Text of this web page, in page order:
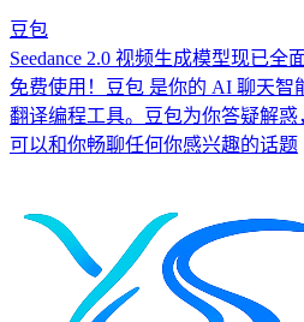
豆包
Seedance 2.0 视频生成模型现已
免费使用！豆包 是你的 AI 聊天智
翻译编程工具。豆包为你答疑解
可以和你畅聊任何你感兴趣的话题